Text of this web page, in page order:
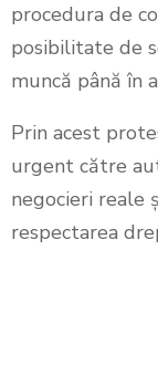
procedura de
posibilitate de
muncă până în
Prin acest
urgent către
negocieri reale
respectarea